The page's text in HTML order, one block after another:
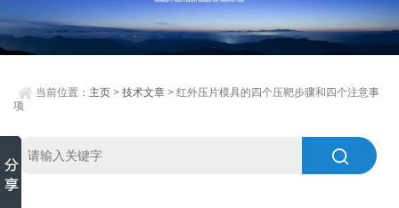
当前位置： 主页 >技术文章 > 红外压片模具的四个压靶步骤和四个注意事
项